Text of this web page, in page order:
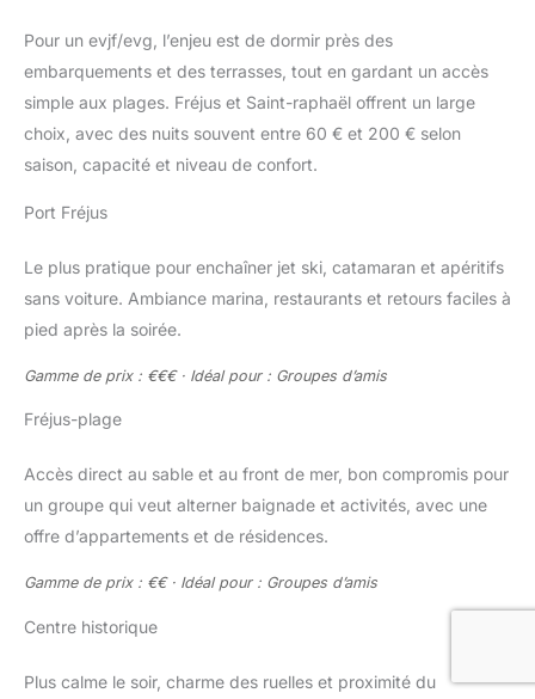
Pour un evjf/evg, l’enjeu est de dormir près des
embarquements et des terrasses, tout en gardant un accès
simple aux plages. Fréjus et Saint-raphaël offrent un large
choix, avec des nuits souvent entre 60 € et 200 € selon
saison, capacité et niveau de confort.
Port Fréjus
Le plus pratique pour enchaîner jet ski, catamaran et apéritifs
sans voiture. Ambiance marina, restaurants et retours faciles à
pied après la soirée.
Gamme de prix : €€€ · Idéal pour : Groupes d’amis
Fréjus-plage
Accès direct au sable et au front de mer, bon compromis pour
un groupe qui veut alterner baignade et activités, avec une
offre d’appartements et de résidences.
Gamme de prix : €€ · Idéal pour : Groupes d’amis
Centre historique
Plus calme le soir, charme des ruelles et proximité du